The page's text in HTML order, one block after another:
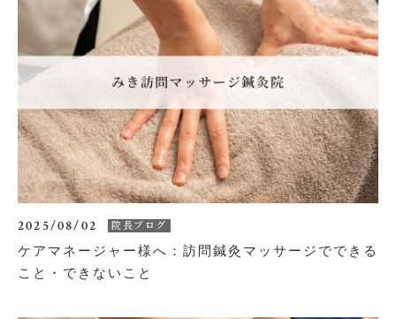
2025/08/02 院長ブログ
ケアマネージャー様へ：訪問鍼灸マッサージでできる
こと・できないこと